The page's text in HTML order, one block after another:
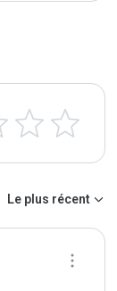
Le plus récent